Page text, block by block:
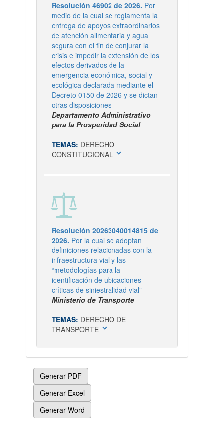
Resolución 46902 de 2026. Por
medio de la cual se reglamenta la
entrega de apoyos extraordinarios
de atención alimentaria y agua
segura con el fin de conjurar la
crisis e impedir la extensión de los
efectos derivados de la
emergencia económica, social y
ecológica declarada mediante el
Decreto 0150 de 2026 y se dictan
otras disposiciones
Departamento Administrativo
para la Prosperidad Social
TEMAS: DERECHO
CONSTITUCIONAL expand_more
Resolución 20263040014815 de
2026. Por la cual se adoptan
definiciones relacionadas con la
infraestructura vial y las
“metodologías para la
identificación de ubicaciones
críticas de siniestralidad vial”
Ministerio de Transporte
TEMAS: DERECHO DE
TRANSPORTE expand_more
Generar PDF
Generar Excel
Generar Word